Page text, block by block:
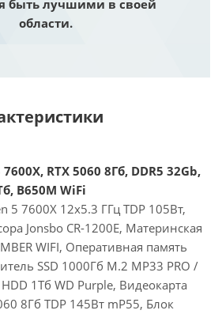
быть лучшими в своей
области.
RTX 5060 8Гб, DDR5 32Gb,
B650M WiFi
5 7600X 12x5.3 ГГц TDP 105Вт,
Jonsbo CR-1200E, Материнская
WIFI, Оперативная память
SSD 1000Гб M.2 MP33 PRO /
1Тб WD Purple, Видеокарта
8Гб TDP 145Вт mP55, Блок